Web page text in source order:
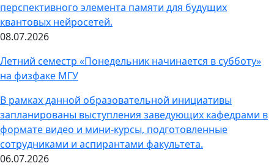
перспективного элемента памяти для будущих
квантовых нейросетей.
08.07.2026
Летний семестр «Понедельник начинается в субботу»
на физфаке МГУ
В рамках данной образовательной инициативы
запланированы выступления заведующих кафедрами в
формате видео и мини-курсы, подготовленные
сотрудниками и аспирантами факультета.
06.07.2026